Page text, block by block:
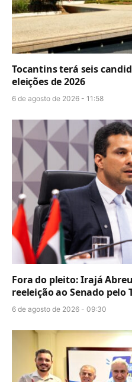
Tocantins terá seis
eleições de 2026
6 de agosto de 2026 - 11:58
Fora do pleito: Irajá
reeleição ao Senado pelo
6 de agosto de 2026 - 09:30